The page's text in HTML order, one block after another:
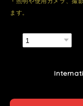
ます。